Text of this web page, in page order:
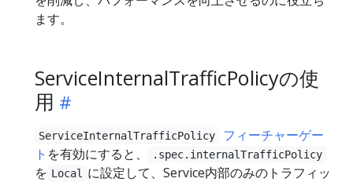
ます。
ServiceInternalTrafficPolicyの使
用
ServiceInternalTrafficPolicy
フィーチャーゲー
ト を有効にすると、 .spec.internalTrafficPolicy
を Local に設定して、 Service内部のみのトラフィッ